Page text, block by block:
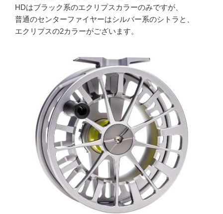
HDはブラック系のエクリプスカラーのみですが、
普通のセンターファイヤーはシルバー系のシトラと、
エクリプスの2カラーがございます。